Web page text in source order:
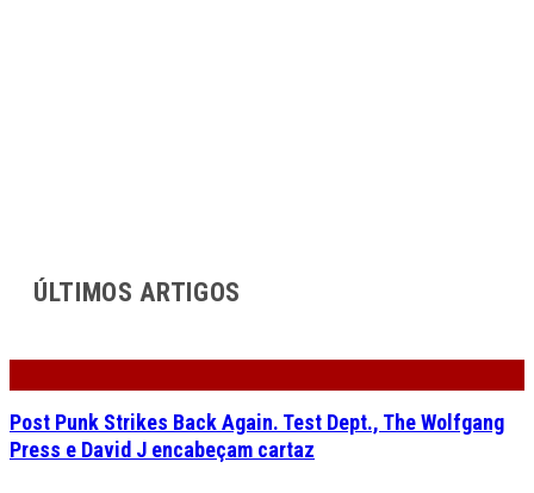
ÚLTIMOS ARTIGOS
Post Punk Strikes Back Again. Test Dept., The Wolfgang
Press e David J encabeçam cartaz